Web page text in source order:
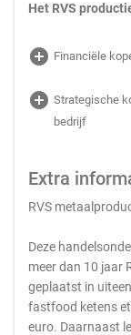
Het RVS
add_circle Financiële
add_circle Strategische
bedrijf
Extra
RVS
Deze
meer dan 10 jaar
geplaatst in
fastfood ketens
euro. Daarnaast